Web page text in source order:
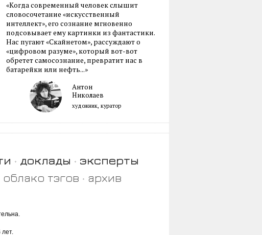
«Когда современный человек слышит
словосочетание «искусственный
интеллект», его сознание мгновенно
подсовывает ему картинки из фантастики.
Нас пугают «Скайнетом», рассуждают о
«цифровом разуме», который вот-вот
обретет самосознание, превратит нас в
батарейки или нефть...»
Антон
Николаев
художник, куратор
доклады
эксперты
облако тэгов архив